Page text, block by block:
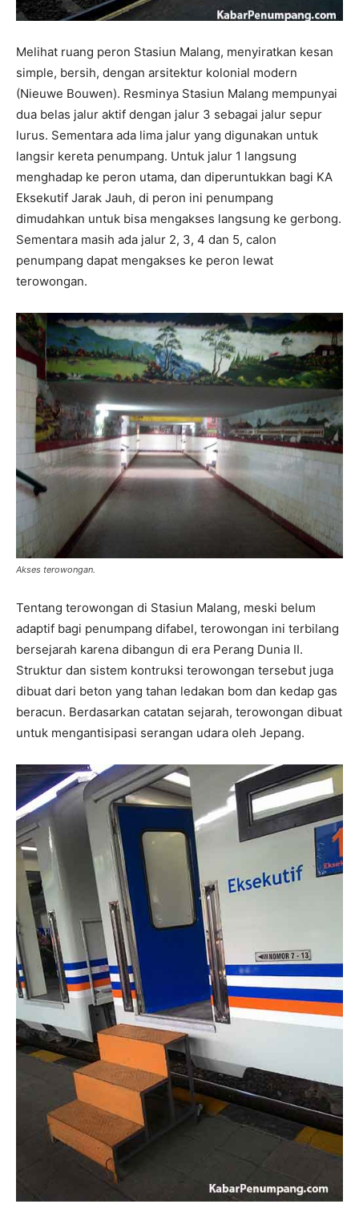
Melihat ruang peron Stasiun Malang, menyiratkan kesan
simple, bersih, dengan arsitektur kolonial modern
(Nieuwe Bouwen). Resminya Stasiun Malang mempunyai
dua belas jalur aktif dengan jalur 3 sebagai jalur sepur
lurus. Sementara ada lima jalur yang digunakan untuk
langsir kereta penumpang. Untuk jalur 1 langsung
menghadap ke peron utama, dan diperuntukkan bagi KA
Eksekutif Jarak Jauh, di peron ini penumpang
dimudahkan untuk bisa mengakses langsung ke gerbong.
Sementara masih ada jalur 2, 3, 4 dan 5, calon
penumpang dapat mengakses ke peron lewat
terowongan.
Akses terowongan.
Tentang terowongan di Stasiun Malang, meski belum
adaptif bagi penumpang difabel, terowongan ini terbilang
bersejarah karena dibangun di era Perang Dunia II.
Struktur dan sistem kontruksi terowongan tersebut juga
dibuat dari beton yang tahan ledakan bom dan kedap gas
beracun. Berdasarkan catatan sejarah, terowongan dibuat
untuk mengantisipasi serangan udara oleh Jepang.